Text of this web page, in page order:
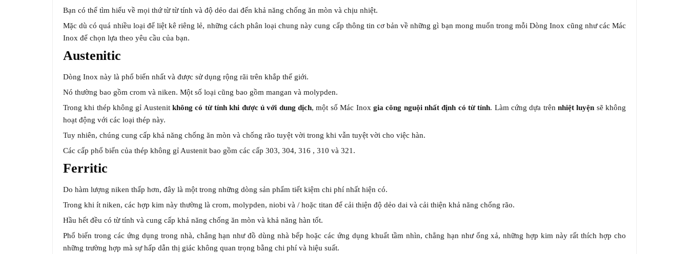
Bạn có thể tìm hiểu về mọi thứ từ từ tính và độ dẻo dai đến khả năng chống ăn mòn và chịu nhiệt.
Mặc dù có quá nhiều loại để liệt kê riêng lẻ, những cách phân loại chung này cung cấp thông tin cơ bản về những gì bạn mong muốn trong mỗi Dòng Inox cũng như các Mác
Inox để chọn lựa theo yêu cầu của bạn.
Austenitic
Dòng Inox này là phổ biến nhất và được sử dụng rộng rãi trên khắp thế giới.
Nó thường bao gồm crom và niken. Một số loại cũng bao gồm mangan và molypden.
Trong khi thép không gỉ Austenitkhông có từ tính khi được ủ với dung dịch, một số Mác Inox gia công nguội nhất định có từ tính. Làm cứng dựa trên nhiệt luyện sẽ không
hoạt động với các loại thép này.
Tuy nhiên, chúng cung cấp khả năng chống ăn mòn và chống rão tuyệt vời trong khi vẫn tuyệt vời cho việc hàn.
Các cấp phổ biến của thép không gỉ Austenit bao gồm các cấp 303, 304, 316 , 310 và 321.
Ferritic
Do hàm lượng niken thấp hơn, đây là một trong những dòng sản phẩm tiết kiệm chi phí nhất hiện có.
Trong khi ít niken, các hợp kim này thường là crom, molypden, niobi và / hoặc titan để cải thiện độ dẻo dai và cải thiện khả năng chống rão.
Hầu hết đều có từ tính và cung cấp khả năng chống ăn mòn và khả năng hàn tốt.
Phổ biến trong các ứng dụng trong nhà, chẳng hạn như đồ dùng nhà bếp hoặc các ứng dụng khuất tầm nhìn, chẳng hạn như ống xả, những hợp kim này rất thích hợp cho
những trường hợp mà sự hấp dẫn thị giác không quan trọng bằng chi phí và hiệu suất.